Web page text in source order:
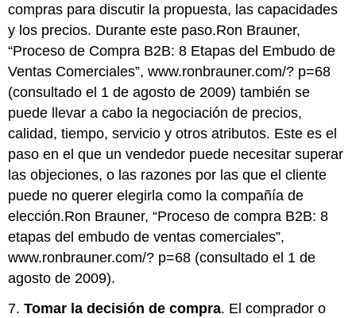
compras para discutir la propuesta, las capacidades
y los precios. Durante este paso.Ron Brauner,
“Proceso de Compra B2B: 8 Etapas del Embudo de
Ventas Comerciales”,www.ronbrauner.com/? p=68
(consultado el 1 de agosto de 2009) también se
puede llevar a cabo la negociación de precios,
calidad, tiempo, servicio y otros atributos. Este es el
paso en el que un vendedor puede necesitar superar
las objeciones, o las razones por las que el cliente
puede no querer elegirla como la compañía de
elección.Ron Brauner, “Proceso de compra B2B: 8
etapas del embudo de ventas comerciales”,
www.ronbrauner.com/? p=68 (consultado el 1 de
agosto de 2009).
7.Tomar la decisión de compra. El comprador o